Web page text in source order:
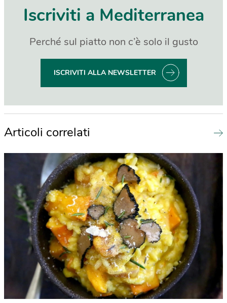
Iscriviti a Mediterranea
Perché sul piatto non c’è solo il gusto
ISCRIVITI ALLA NEWSLETTER
Articoli correlati